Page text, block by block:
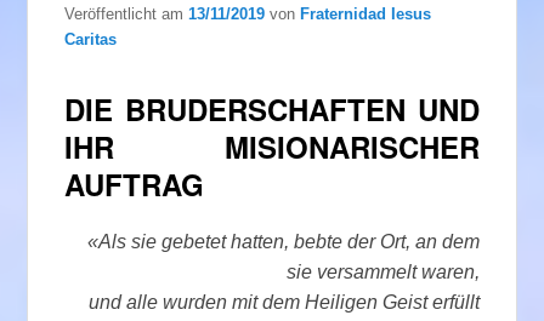
Veröffentlicht am13/11/2019 vonFraternidad Iesus
Caritas
DIE BRUDERSCHAFTEN UND
IHR MISIONARISCHER
AUFTRAG
«Als sie gebetet hatten, bebte der Ort, an dem
sie versammelt waren,
und alle wurden mit dem Heiligen Geist erfüllt